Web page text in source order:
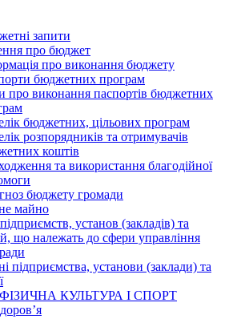
запити
про бюджет
про виконання бюджету
бюджетних програм
про виконання паспортів бюджетних
бюджетних, цільових програм
розпорядників та отримувачів
коштів
та використання благодійної
бюджету громади
майно
установ (закладів) та
що належать до сфери управління
підприємства, установи (заклади) та
КУЛЬТУРА І СПОРТ